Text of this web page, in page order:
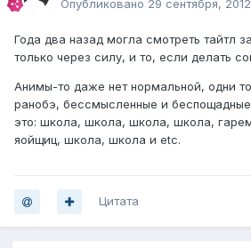
Опубликовано 29 сентября, 2012
Года два назад могла смотреть тайтл
только через силу, и то, если делать
Анимы-то даже нет нормальной, одни
ранобэ, бессмысленные и
это: школа, школа, школа, школа,
яойщиц, школа, школа и etc.
Цитата